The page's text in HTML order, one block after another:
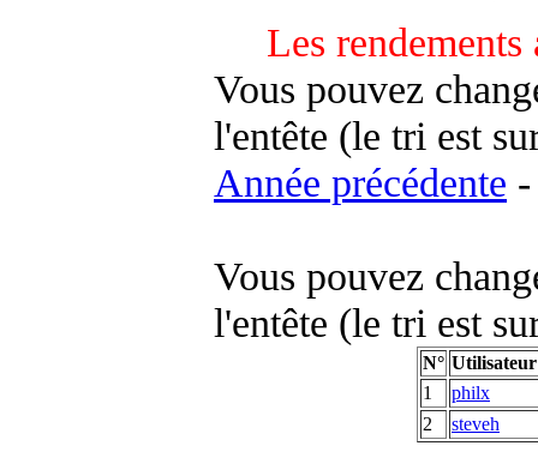
Les
Vous pouvez
l'entête (le tri est
Année précédente
Vous pouvez
l'entête (le tri est
N° Utilisateur
1
philx
2
steveh